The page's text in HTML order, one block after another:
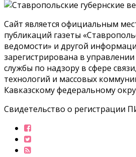
Сайт является официальным
публикаций газеты
ведомости» и другой
зарегистрирована в
службы по надзору в сфере
технологий и массовых
Кавказскому федеральному
Свидетельство о регистрации